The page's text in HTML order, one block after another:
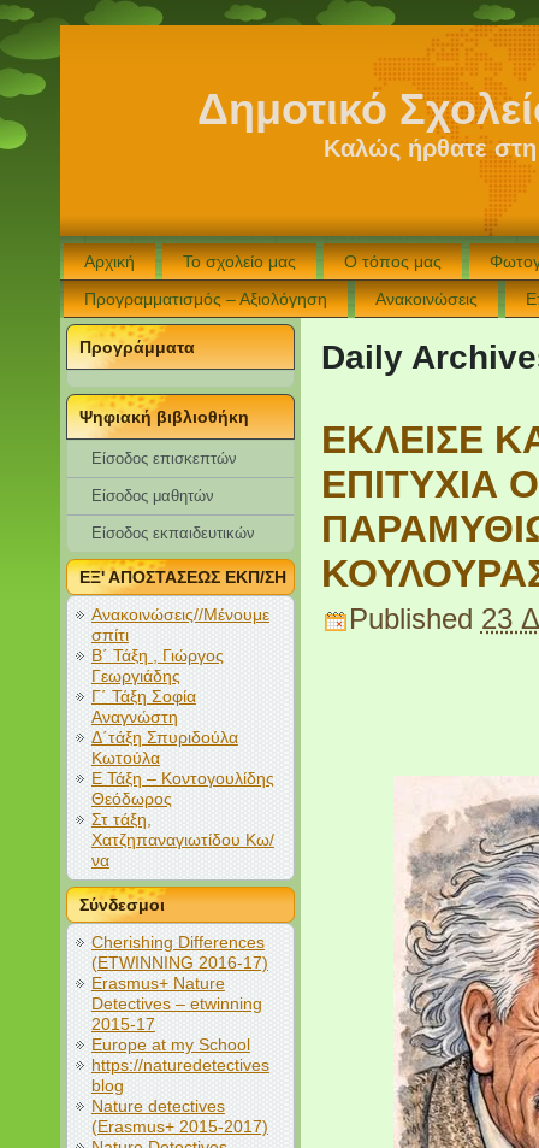
Δημοτικό
Καλώς ήρθατε
Αρχική Το σχολείο μας Ο τόπος μας
Προγραμματισμός – Αξιολόγηση
Ανακοινώσεις
Προγράμματα
Ψηφιακή βιβλιοθήκη
Είσοδος επισκεπτών
Eίσοδος μαθητών
Είσοδος εκπαιδευτικών
ΕΞ' ΑΠΟΣΤΑΣΕΩΣ ΕΚΠ/ΣΗ
Ανακοινώσεις//Μένουμε
σπίτι
Β΄ Τάξη , Γιώργος
Γεωργιάδης
Γ΄ Τάξη Σοφία
Αναγνώστη
Δ΄τάξη Σπυριδούλα
Κωτούλα
Ε Τάξη – Κοντογουλίδης
Θεόδωρος
Στ τάξη,
Χατζηπαναγιωτίδου Κω/
να
Σύνδεσμοι
Cherishing Differences
(ETWINNING 2016-17)
Erasmus+ Nature
Detectives – etwinning
2015-17
Europe at my School
https://naturedetectives
blog
Nature detectives
(Erasmus+ 2015-2017)
Daily
ΕΚΛΕΙΣΕ
ΕΠΙΤΥΧΙΑ
Published 23